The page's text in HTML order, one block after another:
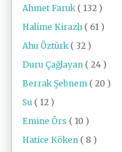
Ahmet Faruk ( 132 )
Halime Kirazlı ( 61 )
Ahu Öztürk ( 32 )
Duru Çağlayan ( 24 )
Berrak Şebnem ( 20 )
Su ( 12 )
Emine Örs ( 10 )
Hatice Köken ( 8 )